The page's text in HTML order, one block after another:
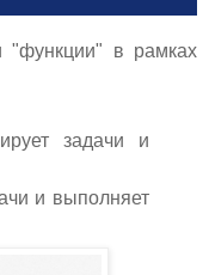
"функции" в рамках
задачи и
и выполняет